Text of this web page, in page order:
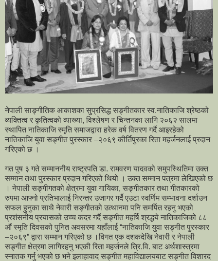
नेपाली साङ्गीतिक आकाशका सुप्रसिद्ध सङ्गीतकार स्व.नातिकाजि श्रेष्ठको
व्यक्तित्व र कृतित्वको व्याख्या, विश्लेषण र चिन्तनका लागि २०६२ सालमा
स्थापित नातिकाजि स्मृति समाजद्वारा हरेक वर्ष वितरण गर्दै आइरहेको
नातिकाजि युवा सङ्गीत पुरस्कार –२०६९ कीर्तिपुरका रिता महर्जनलाई प्रदान
गरिएको छ ।
गत पुष ३ गते सम्माननीय राष्ट्रपति डा. रामवरण यादवको समुपस्थितिमा उक्त
सम्मान तथा पुरस्कार प्रदान गरिएको थियो । उक्त सम्मान पत्रमा लेखिएको छ
। नेपाली सङ्गीगतको क्षेत्रमा युवा गायिका, सङ्गीतकार तथा गीतकारको
रुपमा आफ्नो प्रतिभालाई निरन्तर उजागर गर्दै एउटा स्वर्णिम सम्भावना दर्शाउन
सफल हुनुका साथै नेवारी सङ्गीतको उत्थानमा पनि समर्पित रहनु भएको
प्रशंसनीय प्रयासको उच्च कदर गर्दै सङ्गीत महर्षि श्रद्धये नातिकाजिको ८८
औं स्मृति दिवसको पुनित अवसरमा यहाँलाई “नातिकाजि युवा सङ्गीत पुरस्कार
–२०६९” द्वारा सम्मान गरिएको छ ।विगत एक दशकदेखि नेवारी र नेपाली
सङ्गीत क्षेत्रमा लागिरहनु भएकी रिता महर्जनले त्रि.वि. बाट अर्थशास्त्रमा
स्नातक गर्नु भएको छ भने इलाहावाद सङ्गीत महाविद्यालयबाट सङ्गीत विशारद